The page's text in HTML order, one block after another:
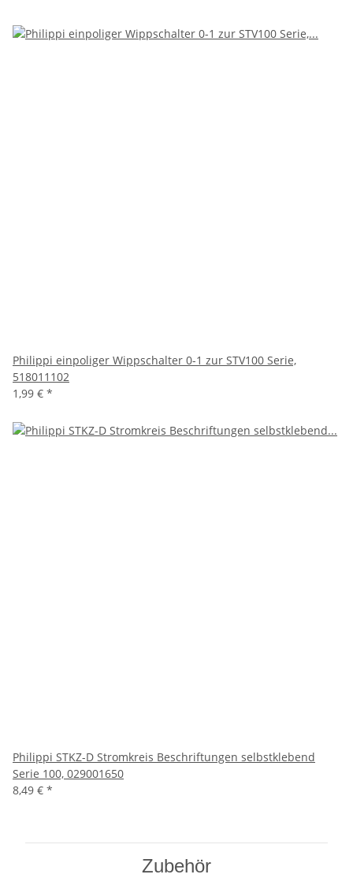
Philippi einpoliger Wippschalter 0-1 zur STV100 Serie,
518011102
1,99 € *
Philippi STKZ-D Stromkreis Beschriftungen selbstklebend
Serie 100, 029001650
8,49 € *
Zubehör